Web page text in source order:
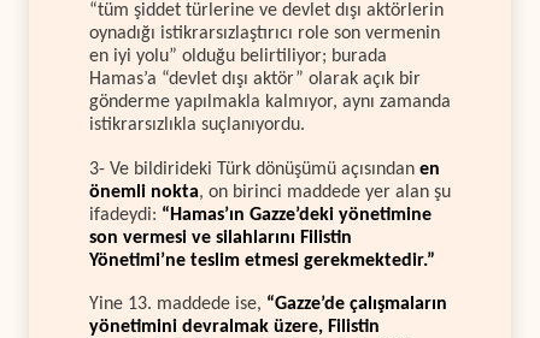
“tüm şiddet türlerine ve devlet dışı aktörlerin
oynadığı istikrarsızlaştırıcı role son vermenin
en iyi yolu” olduğu belirtiliyor; burada
Hamas’a “devlet dışı aktör” olarak açık bir
gönderme yapılmakla kalmıyor, aynı zamanda
istikrarsızlıkla suçlanıyordu.
3- Ve bildirideki Türk dönüşümü açısından en
önemli nokta, on birinci maddede yer alan şu
ifadeydi: “Hamas’ın Gazze’deki yönetimine
son vermesi ve silahlarını Filistin
Yönetimi’ne teslim etmesi gerekmektedir.”
Yine 13. maddede ise, “Gazze’de çalışmaların
yönetimini devralmak üzere, Filistin